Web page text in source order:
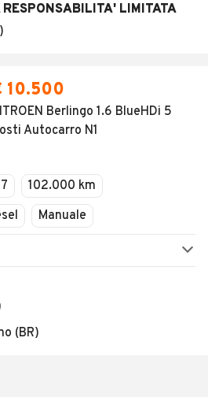
LIMITATA
10.500
Berlingo 1.6 BlueHDi 5
Autocarro N1
102.000 km
Manuale
(BR)